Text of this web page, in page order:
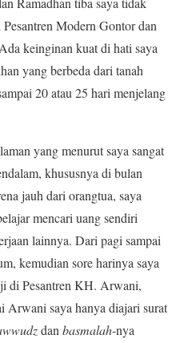
Pesantren Modern Gontor dan
keinginan kuat di hati saya
yang berbeda dari tanah
20 atau 25 hari menjelang
yang menurut saya sangat
khususnya di bulan
jauh dari orangtua, saya
mencari uang sendiri
lainnya. Dari pagi sampai
kemudian sore harinya saya
di Pesantren KH. Arwani,
Arwani saya hanya diajari surat
dan basmalah-nya